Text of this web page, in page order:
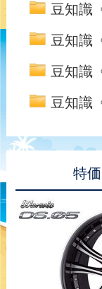
豆知識
豆知識
豆知識
豆知識
特